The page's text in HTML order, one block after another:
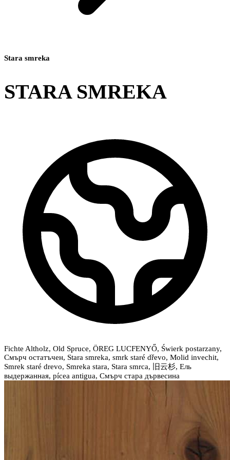
Stara smreka
STARA SMREKA
Fichte Altholz, Old Spruce, ÖREG LUCFENYŐ, Świerk postarzany,
Смърч остатъчен, Stara smreka, smrk staré dřevo, Molid invechit,
Smrek staré drevo, Smreka stara, Stara smrca, 旧云杉, Ель
выдержанная, pícea antigua, Смърч стара дървесина